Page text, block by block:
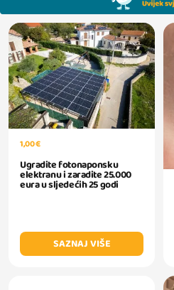
1,00 €
Ugradite fotonaponsku
elektranu i zaradite 25.000
eura u sljedećih 25 godi
SAZNAJ VIŠE